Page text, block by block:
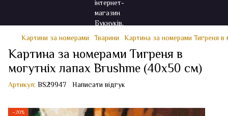
Картини за номерами Тварини Картина за номерами Тигреня в
Картина за номерами Тигреня в
могутніх лапах Brushme (40x50 см)
Артикул: BS29947 Написати відгук
−20%